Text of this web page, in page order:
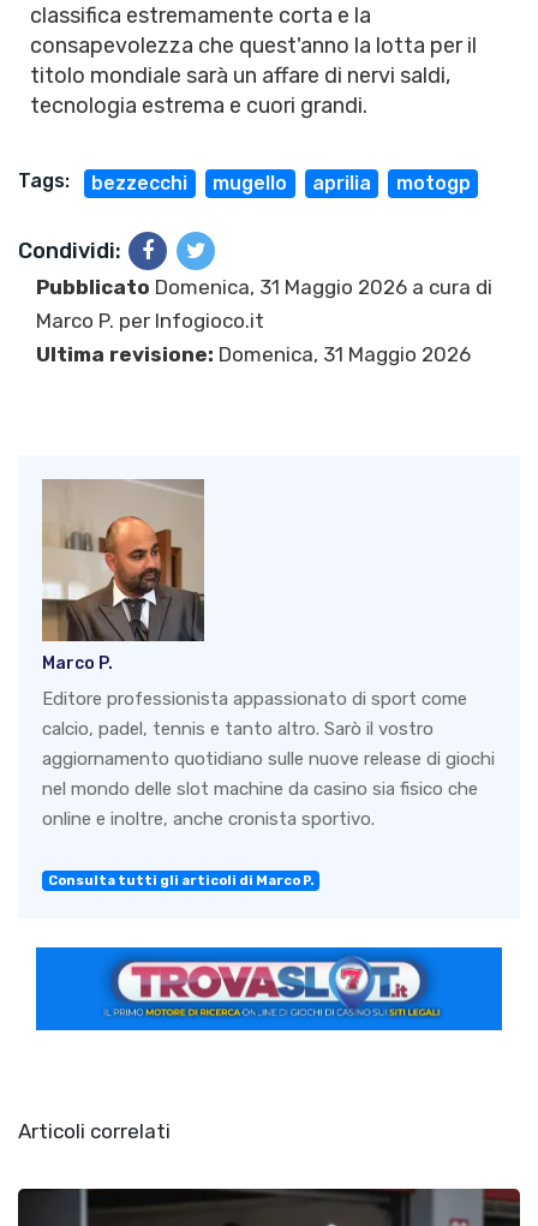
classifica estremamente corta e la
consapevolezza che quest'anno la lotta per il
titolo mondiale sarà un affare di nervi saldi,
tecnologia estrema e cuori grandi.
Tags: bezzecchi mugello aprilia motogp
Condividi:
Pubblicato Domenica, 31 Maggio 2026 a cura di
Marco P. per Infogioco.it
Ultima revisione: Domenica, 31 Maggio 2026
Marco P.
Editore professionista appassionato di sport come
calcio, padel, tennis e tanto altro. Sarò il vostro
aggiornamento quotidiano sulle nuove release di giochi
nel mondo delle slot machine da casino sia fisico che
online e inoltre, anche cronista sportivo.
Consulta tutti gli articoli di Marco P.
Articoli correlati